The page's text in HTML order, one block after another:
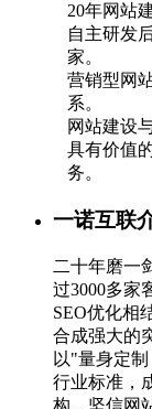
20年网站
自主研发
家。
营销型网
系。
网站建设
具有价值
务。
一诺互联
二十年磨一
过3000多家
SEO优化相
合成强大的
以"量身定
行业标准，
构，坚信网